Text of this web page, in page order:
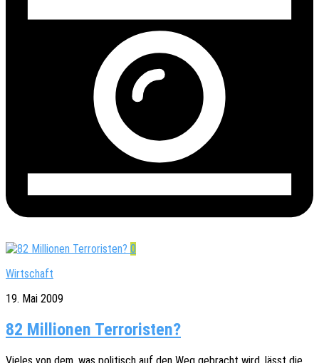
0
Wirtschaft
19. Mai 2009
82 Millionen Terroristen?
Vieles von dem, was poli­tisch auf den Weg gebracht wird, lässt die